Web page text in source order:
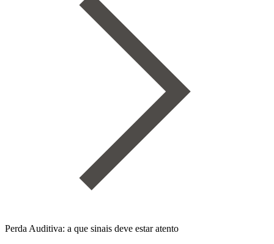
Perda Auditiva: a que sinais deve estar atento